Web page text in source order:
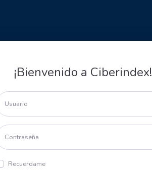
¡Bienvenido a Ciberindex!
Recuerdame